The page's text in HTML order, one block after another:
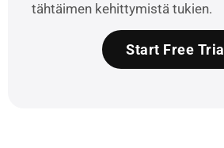
tähtäimen kehittymistä tukien.
Start Free Trial